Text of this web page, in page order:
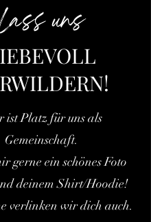
uns
ist Platz für uns als
Gemeinschaft.
gerne ein schönes Foto
deinem Shirt/Hoodie!
verlinken wir dich auch.